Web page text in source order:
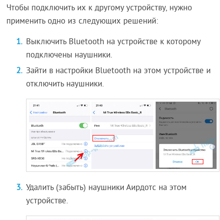
Чтобы подключить их к другому устройству, нужно
применить одно из следующих решений:
Выключить Bluetooth на устройстве к которому
подключены наушники.
Зайти в настройки Bluetooth на этом устройстве и
отключить наушники.
Удалить (забыть) наушники Аирдотс на этом
устройстве.